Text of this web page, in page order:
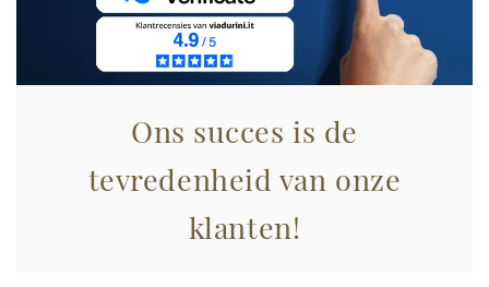
nostri partner che si occupano di analisi dei dati web,
pubblicità e social media, i quali potrebbero combinarle
con altre informazioni che ha fornito loro o che hanno
Ons succes is de
tevredenheid van onze
klanten!